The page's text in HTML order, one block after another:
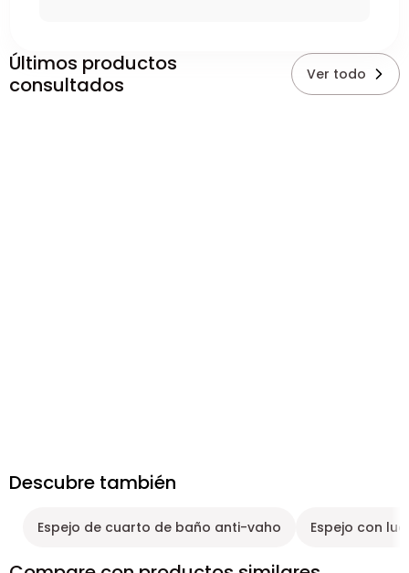
Últimos productos
consultados
Ver todo
Descubre también
Espejo de cuarto de baño anti-vaho Espejo con